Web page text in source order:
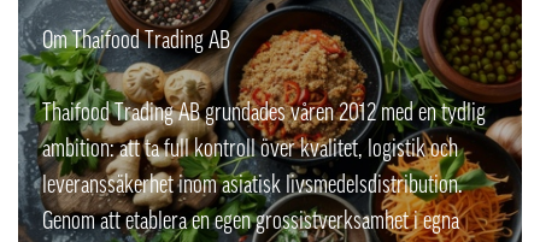
Om Thaifood Trading AB
Thaifood Trading AB grundades våren 2012 med en tydlig
ambition: att ta full kontroll över kvalitet, logistik och
leveranssäkerhet inom asiatisk livsmedelsdistribution.
Genom att etablera en egen grossistverksamhet i egna